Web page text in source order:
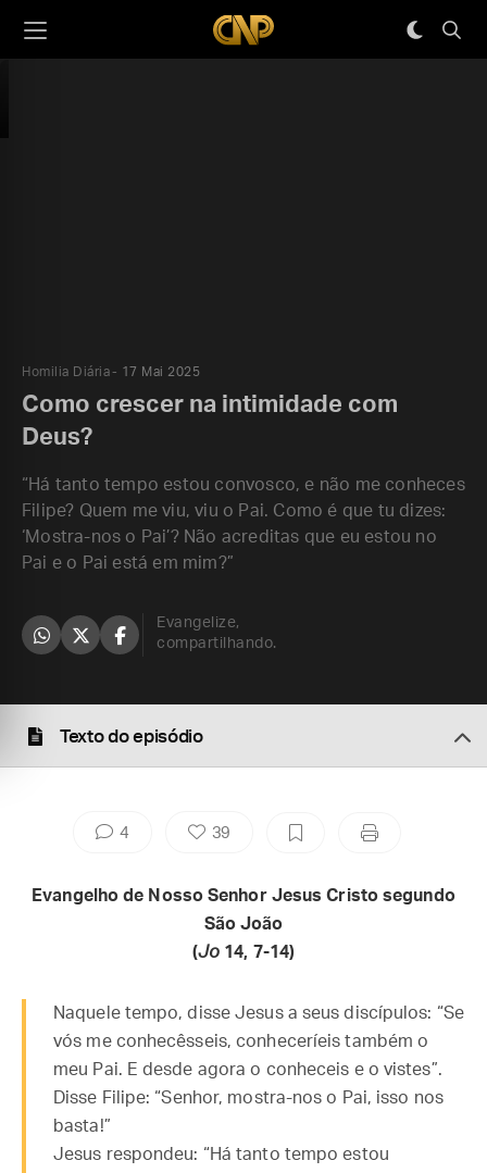
Homilia Diária 17 Mai 2025
Como crescer na intimidade com
Deus?
“Há tanto tempo estou convosco, e não me conheces
Filipe? Quem me viu, viu o Pai. Como é que tu dizes:
‘Mostra-nos o Pai’? Não acreditas que eu estou no
Pai e o Pai está em mim?”
Evangelize,
compartilhando.
Texto do episódio
4 39
Evangelho de Nosso Senhor Jesus Cristo segundo
São João
(Jo 14, 7-14)
Naquele tempo, disse Jesus a seus discípulos: “Se
vós me conhecêsseis, conheceríeis também o
meu Pai. E desde agora o conheceis e o vistes”.
Disse Filipe: “Senhor, mostra-nos o Pai, isso nos
basta!”
Jesus respondeu: “Há tanto tempo estou